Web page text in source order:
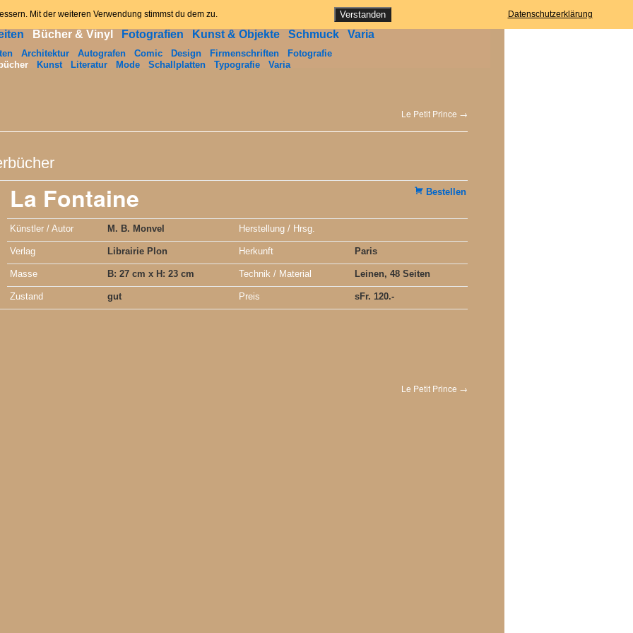
News Angebot Kontakt Datenschutzerklärung
Le Petit Prince →
Bücher & Vinyl Fotografien Kunst & Objekte Schmuck Varia
Architektur Autografen Comic Design Firmenschriften
Fotografie
Kunst Literatur Mode Schallplatten Typografie Varia
La Fontaine Bestellen
Künstler / Autor M. B. Monvel Herstellung / Hrsg.
Verlag Librairie Plon Herkunft Paris
Masse B: 27 cm x H: 23 cm Technik / Material Leinen, 48 Seiten
Zustand gut Preis sFr. 120.-
Le Petit Prince →
Mit der weiteren Verwendung stimmst du dem zu. Verstanden Datenschutzerklärung